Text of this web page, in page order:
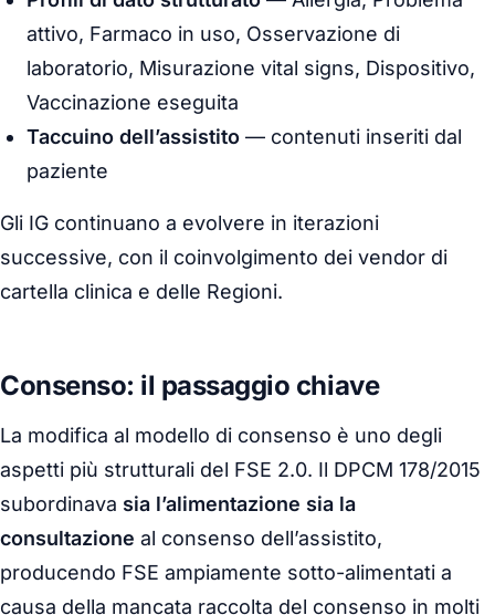
attivo, Farmaco in uso, Osservazione di
laboratorio, Misurazione vital signs, Dispositivo,
Vaccinazione eseguita
Taccuino dell’assistito — contenuti inseriti dal
paziente
Gli IG continuano a evolvere in iterazioni
successive, con il coinvolgimento dei vendor di
cartella clinica e delle Regioni.
Consenso: il passaggio chiave
La modifica al modello di consenso è uno degli
aspetti più strutturali del FSE 2.0. Il DPCM 178/2015
subordinava sia l’alimentazione sia la
consultazione al consenso dell’assistito,
producendo FSE ampiamente sotto-alimentati a
causa della mancata raccolta del consenso in molti